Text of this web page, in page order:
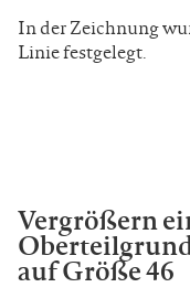
In der Zeichnung
Linie festgelegt.
Vergrößern
auf Größe 46